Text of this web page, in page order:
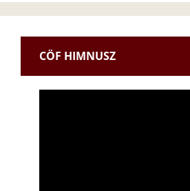
CÖF HIMNUSZ